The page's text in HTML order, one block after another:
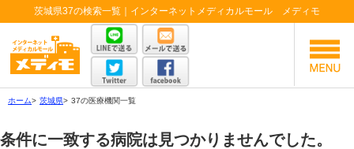
茨城県37の検索一覧｜インターネットメディカルモール メディモ
ホーム> 茨城県> 37の医療機関一覧
条件に一致する病院は見つかりませんでした。